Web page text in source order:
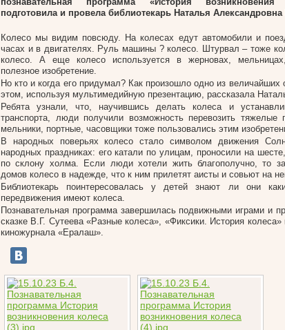
подготовила и провела библиотекарь Наталья Александровна
Колесо мы видим повсюду. На колесах едут автомобили и
часах и в двигателях. Руль машины ? колесо. Штурвал – тоже
колесо. А еще колесо используется в жерновах,
полезное изобретение.
Но кто и когда его придумал? Как произошло одно из величайших
этом, используя мультимедийную презентацию, рассказала
Ребята узнали, что, научившись делать колеса и
транспорта, люди получили возможность перевозить тяжелые
мельники, портные, часовщики тоже пользовались этим
В народных поверьях колесо стало символом движения
народных праздниках: его катали по улицам, проносили на
по склону холма. Если люди хотели жить благополучно, то
домов колесо в надежде, что к ним прилетят аисты и совьют на
Библиотекарь поинтересовалась у детей знают ли они
передвижения имеют колеса.
Познавательная программа завершилась подвижными играми и
сказке В.Г. Сутеева «Разные колеса», «Фиксики. История
киножурнала «Ералаш».